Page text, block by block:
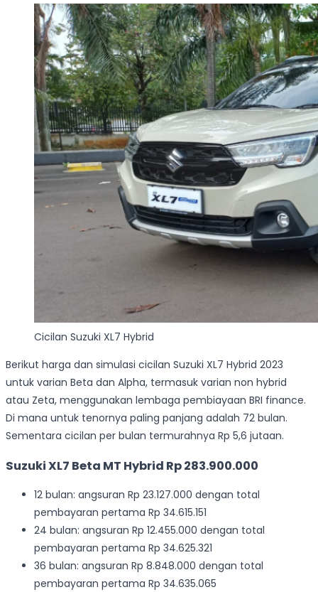
Cicilan Suzuki XL7 Hybrid
Berikut harga dan simulasi cicilan Suzuki XL7 Hybrid 2023
untuk varian Beta dan Alpha, termasuk varian non hybrid
atau Zeta, menggunakan lembaga pembiayaan BRI finance.
Di mana untuk tenornya paling panjang adalah 72 bulan.
Sementara cicilan per bulan termurahnya Rp 5,6 jutaan.
Suzuki XL7 Beta MT Hybrid Rp 283.900.000
12 bulan: angsuran Rp 23.127.000 dengan total
pembayaran pertama Rp 34.615.151
24 bulan: angsuran Rp 12.455.000 dengan total
pembayaran pertama Rp 34.625.321
36 bulan: angsuran Rp 8.848.000 dengan total
pembayaran pertama Rp 34.635.065